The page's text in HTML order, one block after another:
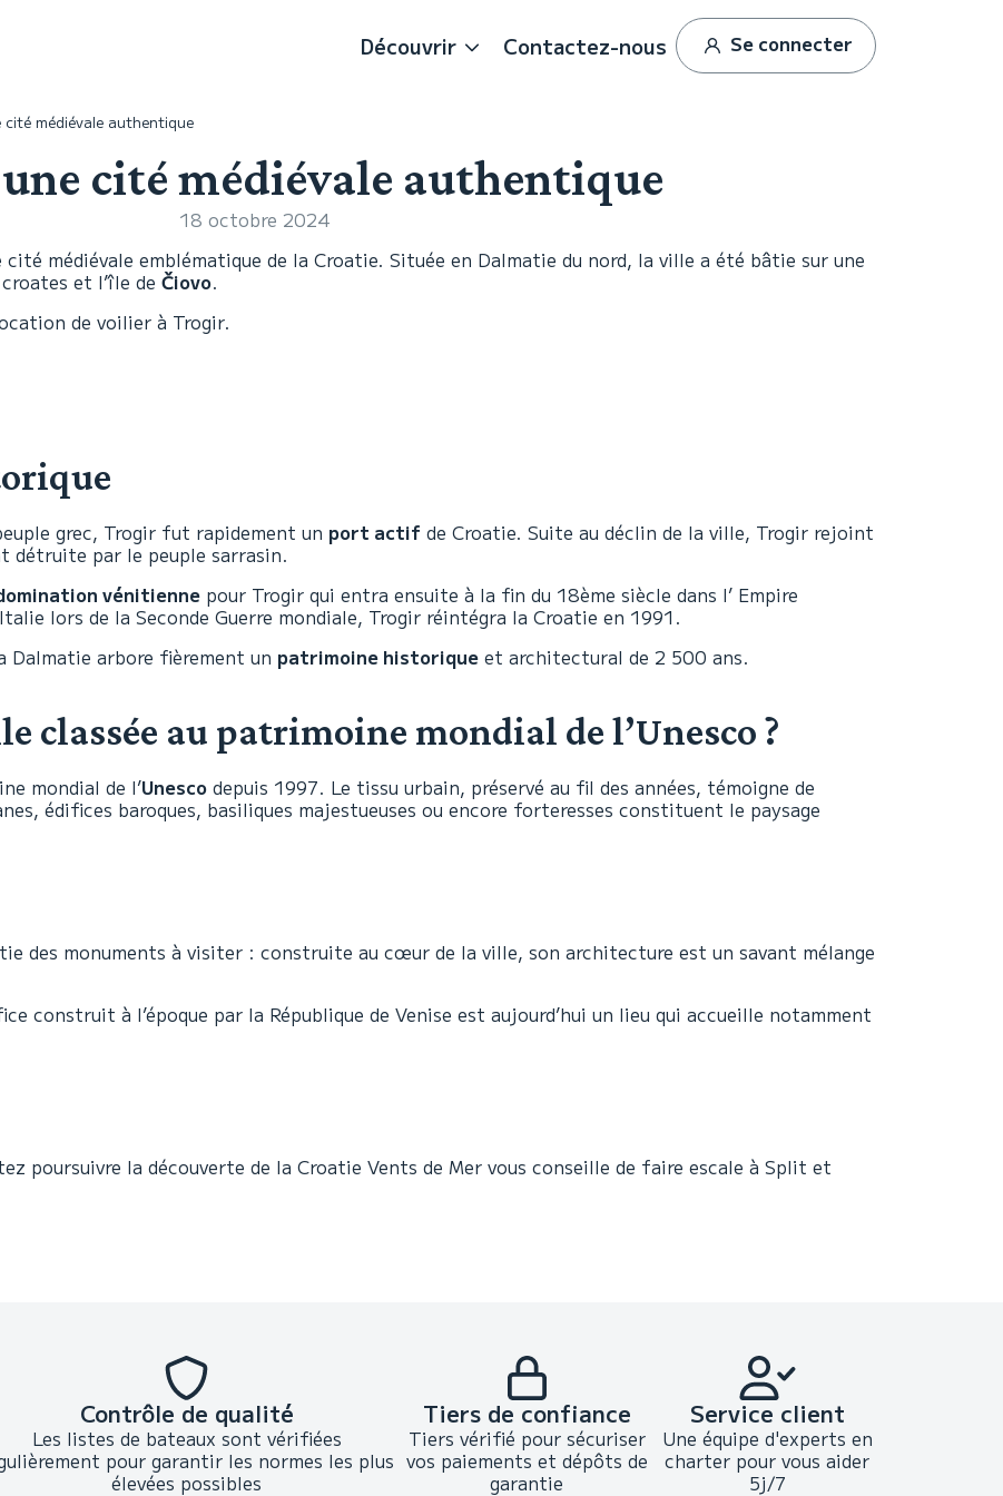
Découvrir Contactez-nous Se connecter
cité médiévale authentique
cité médiévale authentique
18 octobre 2024
cité médiévale emblématique de la Croatie. Située en Dalmatie du nord, la ville a été bâtie sur une
et l’île de Čiovo.
de voilier à Trogir.
grec, Trogir fut rapidement un port actif de Croatie. Suite au déclin de la ville, Trogir rejoint
détruite par le peuple sarrasin.
vénitienne pour Trogir qui entra ensuite à la fin du 18ème siècle dans l’ Empire
lors de la Seconde Guerre mondiale, Trogir réintégra la Croatie en 1991.
Dalmatie arbore fièrement un patrimoine historique et architectural de 2 500 ans.
classée au patrimoine mondial de l’Unesco ?
mondial de l’Unesco depuis 1997. Le tissu urbain, préservé au fil des années, témoigne de
édifices baroques, basiliques majestueuses ou encore forteresses constituent le paysage
des monuments à visiter : construite au cœur de la ville, son architecture est un savant mélange
construit à l’époque par la République de Venise est aujourd’hui un lieu qui accueille notamment
poursuivre la découverte de la Croatie Vents de Mer vous conseille de faire escale à Split et
Contrôle de qualité
Les listes de bateaux sont vérifiées
pour garantir les normes les plus
élevées possibles
Tiers de confiance
Tiers vérifié pour sécuriser
vos paiements et dépôts de
garantie
Service client
Une équipe d'experts en
charter pour vous aider
5j/7